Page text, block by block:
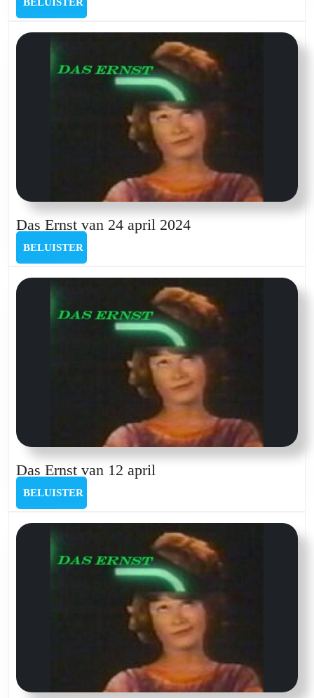
25
januari
2025
Das Ernst van 24 april 2024Das
24
april
2024
BELUISTER
Das Ernst van 12 april
12
april
BELUISTER